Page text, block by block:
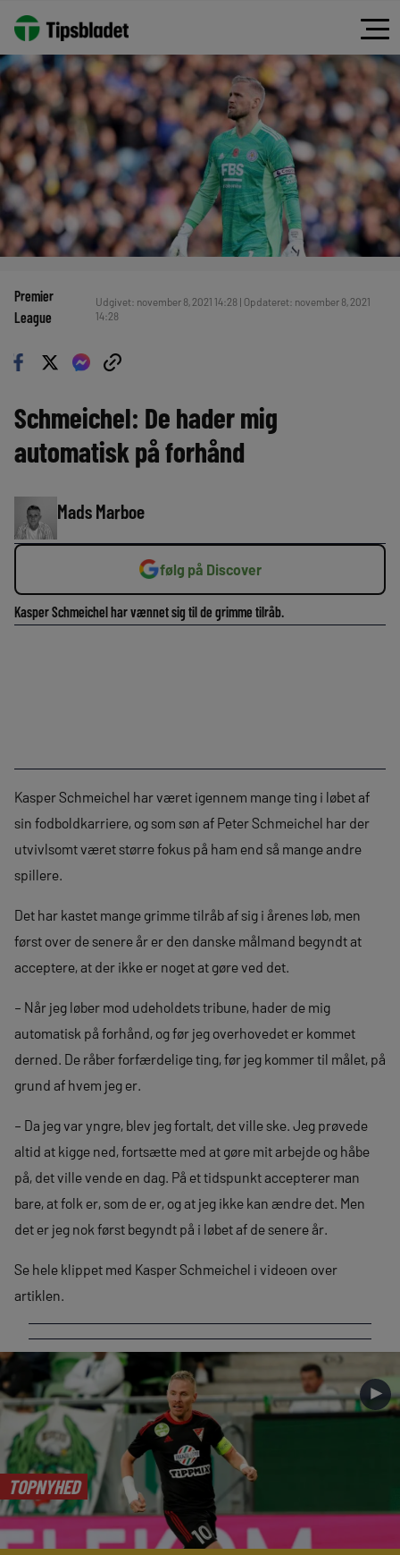
Premier
League
Udgivet: november 8, 2021 14:28 | Opdateret: november 8, 2021
14:28
Schmeichel: De hader mig
automatisk på forhånd
Mads Marboe
følg på Discover
Kasper Schmeichel har vænnet sig til de grimme tilråb.
Kasper Schmeichel har været igennem mange ting i løbet af
sin fodboldkarriere, og som søn af Peter Schmeichel har der
utvivlsomt været større fokus på ham end så mange andre
spillere.
Det har kastet mange grimme tilråb af sig i årenes løb, men
først over de senere år er den danske målmand begyndt at
acceptere, at der ikke er noget at gøre ved det.
– Når jeg løber mod udeholdets tribune, hader de mig
automatisk på forhånd, og før jeg overhovedet er kommet
derned. De råber forfærdelige ting, før jeg kommer til målet, på
grund af hvem jeg er.
– Da jeg var yngre, blev jeg fortalt, det ville ske. Jeg prøvede
altid at kigge ned, fortsætte med at gøre mit arbejde og håbe
på, det ville vende en dag. På et tidspunkt accepterer man
bare, at folk er, som de er, og at jeg ikke kan ændre det. Men
det er jeg nok først begyndt på i løbet af de senere år.
Se hele klippet med Kasper Schmeichel i videoen over
artiklen.
TOPNYHED
►